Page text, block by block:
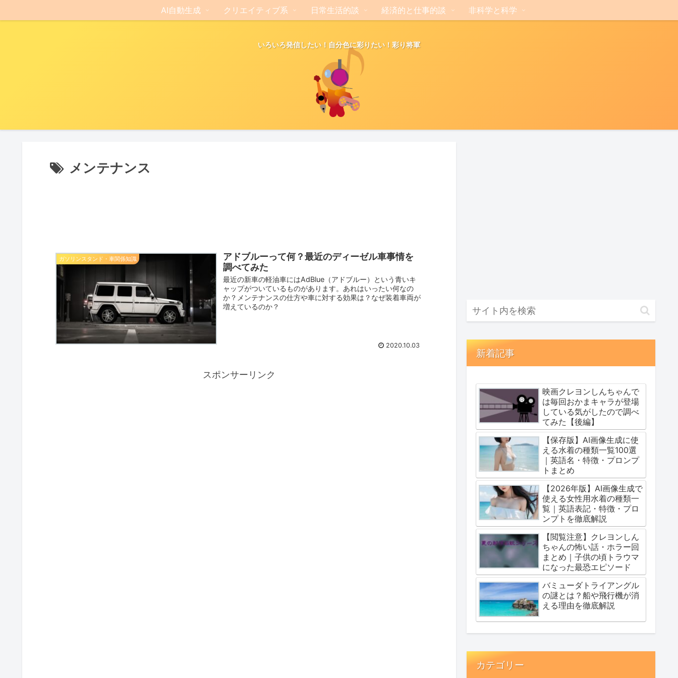
いろいろ発信したい！自分色に彩りたい！彩り将軍
AI自動生成 クリエイティブ系 日常生活的談 経済的と仕事的談 非科学と科学
メンテナンス
ガソリンスタンド・車関係知識
アドブルーって何？最近のディーゼル車事情を
調べてみた
最近の新車の軽油車にはAdBlue（アドブルー）という青いキ
ャップがついているものがあります。あれはいったい何なの
か？メンテナンスの仕方や車に対する効果は？なぜ装着車両が
増えているのか？
2020.10.03
スポンサーリンク
新着記事
映画クレヨンしんちゃんで
は毎回おかまキャラが登場
している気がしたので調べ
てみた【後編】
【保存版】AI画像生成に使
える水着の種類一覧100選
｜英語名・特徴・プロンプ
トまとめ
【2026年版】AI画像生成で
使える女性用水着の種類一
覧｜英語表記・特徴・プロ
ンプトを徹底解説
【閲覧注意】クレヨンしん
ちゃんの怖い話・ホラー回
まとめ｜子供の頃トラウマ
になった最恐エピソード
バミューダトライアングル
の謎とは？船や飛行機が消
える理由を徹底解説
カテゴリー